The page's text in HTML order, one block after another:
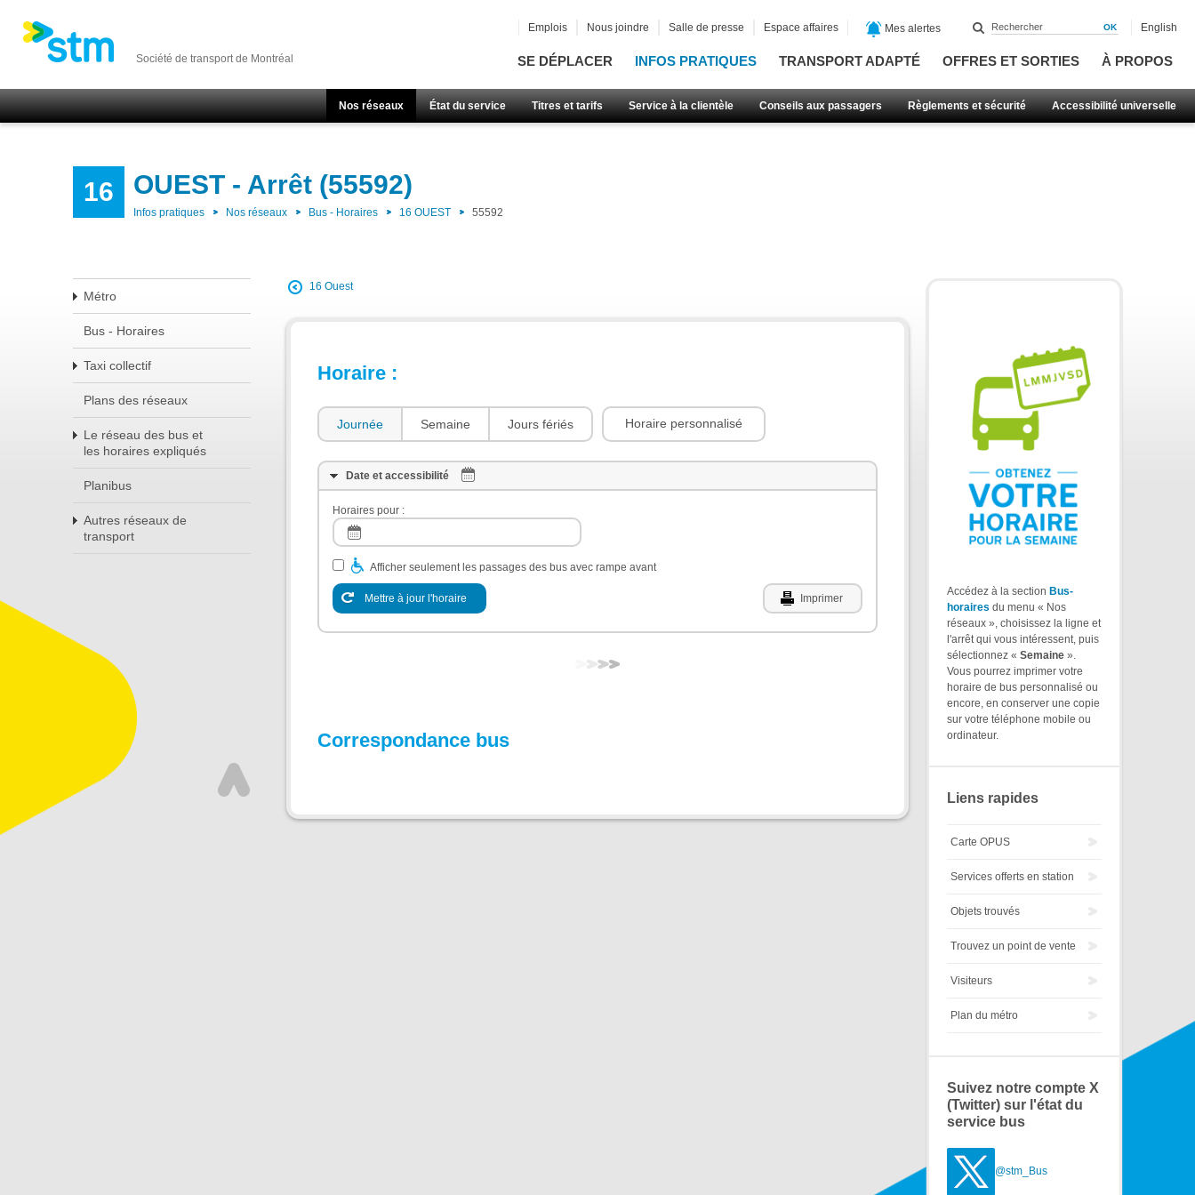
Société de transport de Montréal SE DÉPLACER INFOS PRATIQUES TRANSPORT ADAPTÉ OFFRES ET SORTIES À PROPOS
Nos réseaux État du service Titres et tarifs Service à la clientèle Conseils aux passagers Règlements et sécurité Accessibilité universelle
Emplois Nous joindre Salle de presse Espace affaires Mes alertes English
16 OUEST - Arrêt (55592)
Infos pratiques Nos réseaux Bus - Horaires 16 OUEST 55592
Métro
Bus - Horaires
Taxi collectif
Plans des réseaux
Le réseau des bus et
les horaires expliqués
Planibus
Autres réseaux de
transport
16 Ouest
Horaire :
Journée Semaine Jours fériés Horaire personnalisé
Date et accessibilité
Horaires pour :
Afficher seulement les passages des bus avec rampe avant
Mettre à jour l'horaire Imprimer
Correspondance bus
Accédez à la section Bus-
horaires du menu « Nos
réseaux », choisissez la ligne et
l'arrêt qui vous intéressent, puis
sélectionnez « Semaine ».
Vous pourrez imprimer votre
horaire de bus personnalisé ou
encore, en conserver une copie
sur votre téléphone mobile ou
ordinateur.
Liens rapides
Carte OPUS
Services offerts en station
Objets trouvés
Trouvez un point de vente
Visiteurs
Plan du métro
Suivez notre compte X
(Twitter) sur l'état du
service bus
@stm_Bus